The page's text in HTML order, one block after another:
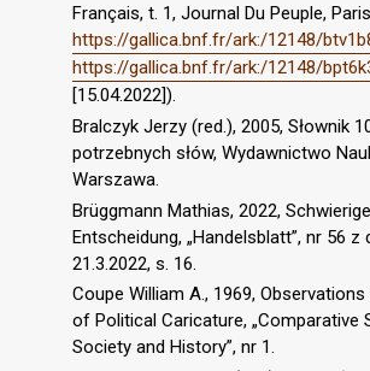
Français, t. 1, Journal Du Peuple,
https://gallica.bnf.fr/ark:/12148/
https://gallica.bnf.fr/ark:/12148/
[15.04.2022]).
Bralczyk Jerzy (red.), 2005, Słownik
potrzebnych słów, Wydawnictwo
Warszawa.
Brüggmann Mathias, 2022, Schwierige
Entscheidung, „Handelsblatt”, nr 56 z
21.3.2022, s. 16.
Coupe William A., 1969,
of Political Caricature, „Comparative
Society and History”, nr 1.